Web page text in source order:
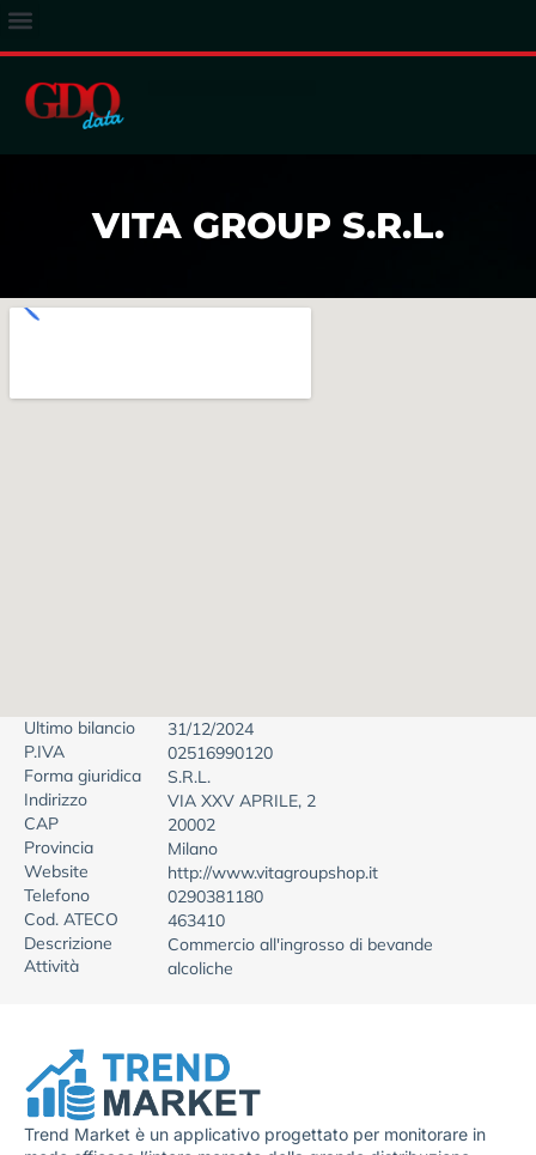
VITA GROUP S.R.L.
Ultimo bilancio
31/12/2024
P.IVA
02516990120
Forma giuridica
S.R.L.
Indirizzo
VIA XXV APRILE, 2
CAP
20002
Provincia
Milano
Website
http://www.vitagroupshop.it
Telefono
0290381180
Cod. ATECO
463410
Descrizione
Attività
Commercio all'ingrosso di bevande
alcoliche
Trend Market è un applicativo progettato per monitorare in